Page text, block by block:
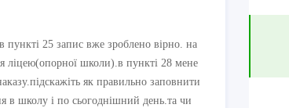
пункті 25 запис вже зроблено вірно. на
ліцею(опорної школи).в пункті 28 мене
як правильно заповнити
в школу і по сьогоднішний день.та чи